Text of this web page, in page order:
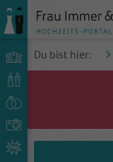
Du bist hier: